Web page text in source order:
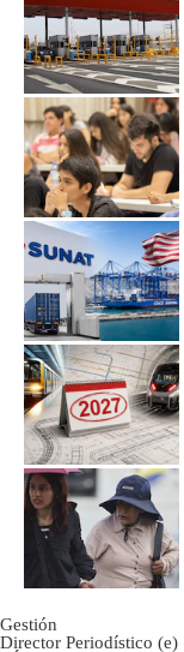
Gestión
Director Periodístico (e)